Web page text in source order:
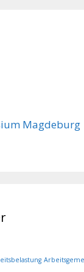
Magdeburg